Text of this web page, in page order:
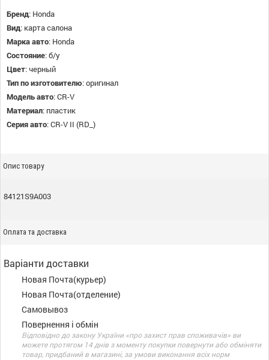
Бренд: Honda
Вид: карта салона
Марка авто: Honda
Состояние:б/у
Цвет:черный
Тип по изготовителю:оригинал
Модель авто:CR-V
Материал: пластик
Серия авто:CR-V II (RD_)
Опис товару
84121S9A003
Оплата та доставка
Варіанти доставки
Новая Почта(курьер)
Новая Почта(отделение)
Самовывоз
Повернення і обмін
Відповідно до закону України «про захист прав споживачів» ви
можете протягом 14 днів з моменту покупки повернути або обміняти
товар, придбаний в магазині, за умови виконання всіх норм